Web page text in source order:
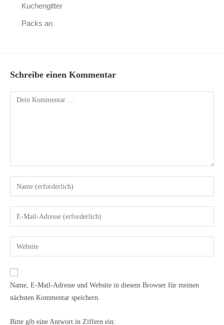
Kuchengitter
Packs an
Schreibe einen Kommentar
Name, E-Mail-Adresse und Website in diesem Browser für meinen
nächsten Kommentar speichern.
Bitte gib eine Antwort in Ziffern ein: